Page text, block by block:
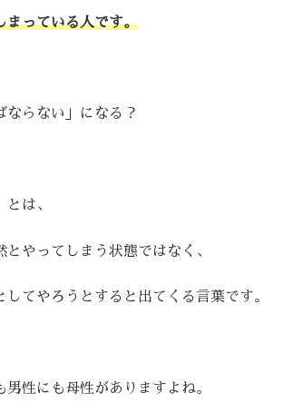
まっている人です。
ならない」になる？
とは、
やってしまう状態ではなく、
してやろうとすると出てくる言葉です。
男性にも母性がありますよね。